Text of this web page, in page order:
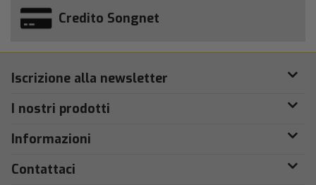
Credito Songnet
Iscrizione alla newsletter
I nostri prodotti
Informazioni
Contattaci